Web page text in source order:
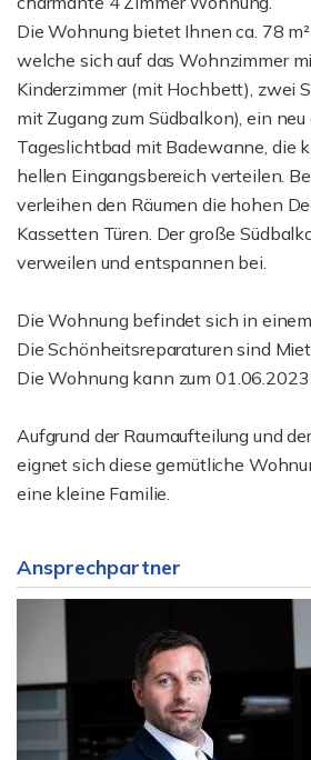
Die Wohnung bietet Ihnen ca. 78
welche sich auf das Wohnzimmer
Kinderzimmer (mit Hochbett), zwei
mit Zugang zum Südbalkon), ein
Tageslichtbad mit Badewanne, die
hellen Eingangsbereich verteilen.
verleihen den Räumen die hohen
Kassetten Türen. Der große
verweilen und entspannen bei.
Die Wohnung befindet sich in
Die Schönheitsreparaturen sind
Die Wohnung kann zum
Aufgrund der Raumaufteilung und
eignet sich diese gemütliche
eine kleine Familie.
Ansprechpartner